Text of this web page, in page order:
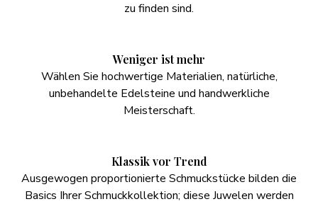
zu finden sind.
Weniger ist mehr
Wählen Sie hochwertige Materialien, natürliche,
unbehandelte Edelsteine und handwerkliche
Meisterschaft.
Klassik vor Trend
Ausgewogen proportionierte Schmuckstücke bilden die
Basics Ihrer Schmuckkollektion; diese Juwelen werden